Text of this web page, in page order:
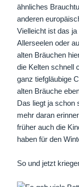
ähnliches
anderen
Vielleicht ist das
Allerseelen oder
alten Bräuchen
die Kelten schnell
ganz tiefgläubige
alten Bräuche
Das liegt ja schon
mehr daran
früher auch die
haben für den
So und jetzt